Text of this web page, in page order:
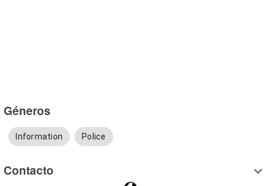
Géneros
Information Police
Contacto